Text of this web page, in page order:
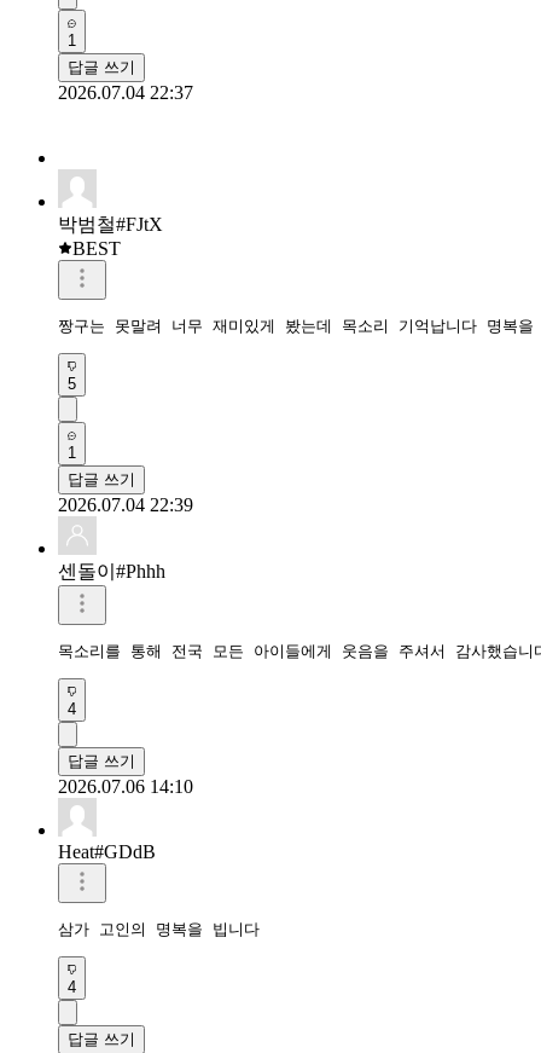
짱구는 못말려 너무 재미있게 봤는데 목소리 기억납니다 명복을
답글 쓰기
2026.07.04 22:39
센돌이#Phhh
목소리를 통해 전국 모든 아이들에게 웃음을 주셔서 감사했습
답글 쓰기
2026.07.06 14:10
Heat#GDdB
삼가 고인의 명복을 빕니다
답글 쓰기
2026.07.05 12:39
꼬마#1sfY